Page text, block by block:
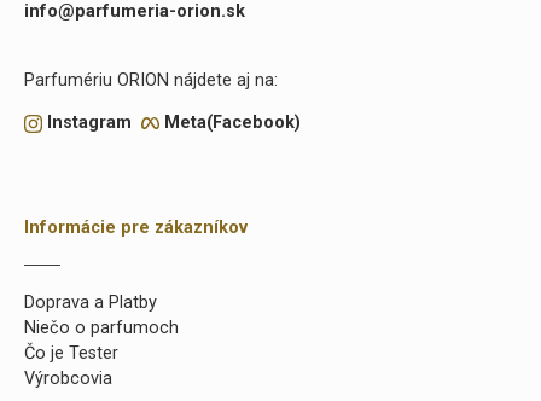
info@parfumeria-orion.sk
Parfumériu ORION nájdete aj na:
Instagram Meta(Facebook)
Informácie pre zákazníkov
Doprava a Platby
Niečo o parfumoch
Čo je Tester
Výrobcovia